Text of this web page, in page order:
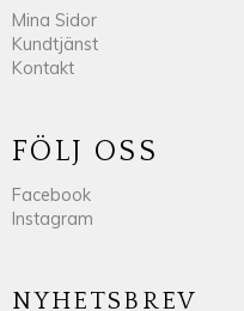
Mina Sidor
Kundtjänst
Kontakt
FÖLJ OSS
Facebook
Instagram
NYHETSBREV